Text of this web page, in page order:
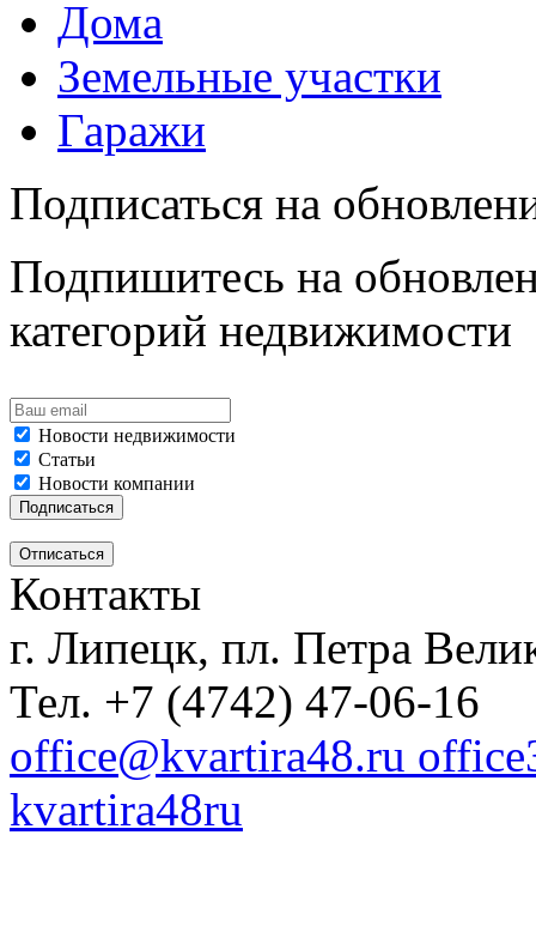
Дома
Земельные участки
Гаражи
Подписаться на
Подпишитесь на
категорий недвижимости
Новости недвижимости
Статьи
Новости компании
Контакты
г. Липецк, пл. Петра
Тел. +7 (4742) 47-06-16
office@kvartira48.ru
kvartira48ru